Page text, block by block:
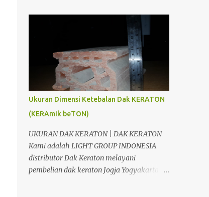
Harga Satuan Jumlah Kraton T= 10 Cm 20
m2 10 ,000.00 200,000.00 Besi ...
Salatiga Ambarawa Temanggung
Purworejo Banjarnegara Purbalingga
Rembang Grobogan Cepu Kudus Pati Jepara
Kendal dan Jawa Tengah; Telp/SMS/WA
088802725212 / 081804135008 /
081325157177 PIN BB 53897EDC CV. Light
perusahaan yang bergerak dibidang
Distributor, Suplier, Aplikator dan
Kontraktor bahan bangunan di Jogja
Yogyakarta. Dimana tujuan kami adalah
berusaha memberikan kemudahan Anda
Ukuran Dimensi Ketebalan Dak KERATON
(KERAmik beTON)
UKURAN DAK KERATON | DAK KERATON
Kami adalah LIGHT GROUP INDONESIA
distributor Dak Keraton melayani
pembelian dak keraton Jogja Yogyakarta